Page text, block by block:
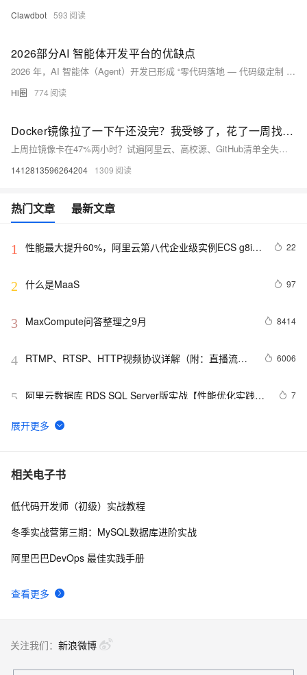
Clawdbot 593
2026部分AI 智能体开发平台的优缺点
2026 年，AI 智能体（Agent）开发已形成 “零代码落地 — 代码级定制 — 企业级全栈” 的完整生态，不同技术背景与业务需求的团队，都能找到适配的平台。
Hi圈 774
Docker镜像拉了一下午还没完？我受够了，花了一周找替代方案
上周拉镜像卡在47%两小时？试遍阿里云、高校源、GitHub清单全失效。直到发现「毫秒镜像」——宝塔、爱快、绿联NAS已原生集成，金融级客户背书。一行命令安装，3秒拉完nginx，全仓库加速（Docker Hub/gcr/ghcr/k8s等），含DNS自诊。免费版够用，稳定不跑路。
1412813596264204 1309
热门文章 最新文章
1
性能最大提升60%，阿里云第八代企业级实例ECS g8i正
22
2 什么是MaaS 97
3 MaxCompute问答整理之9月 8414
4 RTMP、RTSP、HTTP视频协议详解（附：直播流地
6006
5
阿里云数据库 RDS SQL Server版实战【性能优化实践、
7
6 大公开！动画制作只需要拥有这几款工具！
7 Oracle数据库的非归档模式迁移到归档模式
8 二分法查找，用少量的步数找到目标
相关电子书
查看更多
低代码开发师（初级）实战教程
冬季实战营第三期：MySQL数据库进阶实战
阿里巴巴DevOps 最佳实践手册
关注我们： 新浪微博